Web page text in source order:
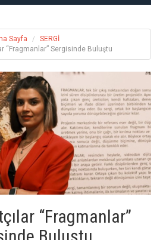
Sayfa
SERGİ
“Fragmanlar” Sergisinde Buluştu
“Fragmanlar”